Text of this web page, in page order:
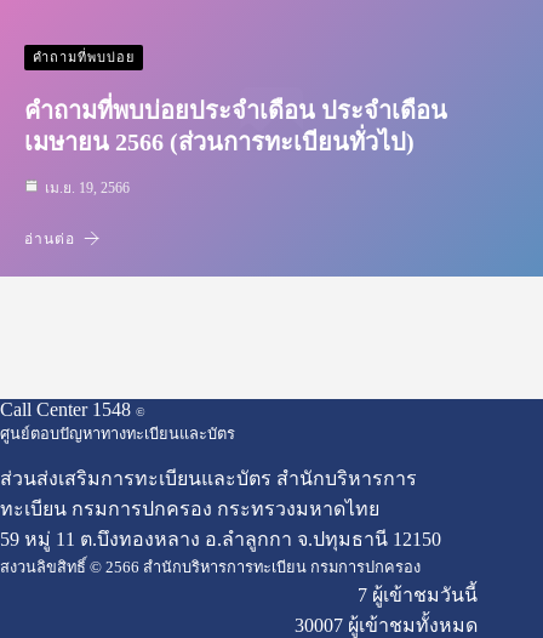
คำถามที่พบบ่อย
คำถามที่พบบ่อยประจำเดือน ประจำเดือน
เมษายน 2566 (ส่วนการทะเบียนทั่วไป)
เม.ย. 19, 2566
อ่านต่อ
Call Center 1548 ©
ศูนย์ตอบปัญหาทางทะเบียนและบัตร
ส่วนส่งเสริมการทะเบียนและบัตร สำนักบริหารการ
ทะเบียน กรมการปกครอง กระทรวงมหาดไทย
59 หมู่ 11 ต.บึงทองหลาง อ.ลำลูกกา จ.ปทุมธานี 12150
สงวนลิขสิทธิ์ © 2566 สำนักบริหารการทะเบียน กรมการปกครอง
7 ผู้เข้าชมวันนี้
30007 ผู้เข้าชมทั้งหมด